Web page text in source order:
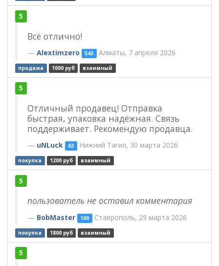
5
Всё отлично!
Alextimzero 543 Алматы, 7 апреля 2026
продажа 1000 руб взаимный
5
Отличный продавец! Отправка
быстрая, упаковка надёжная. Связь
поддерживает. Рекомендую продавца.
uNLuck 63 Нижний Тагил, 30 марта 2026
покупка 1200 руб взаимный
5
пользователь не оставил комментария
BobMaster 100 Ставрополь, 29 марта 2026
покупка 1800 руб взаимный
5